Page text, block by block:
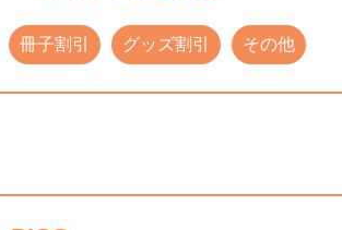
冊子割引 グッズ割引 その他